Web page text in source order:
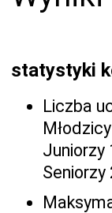
statystyki
Liczba
Juniorzy
Seniorzy